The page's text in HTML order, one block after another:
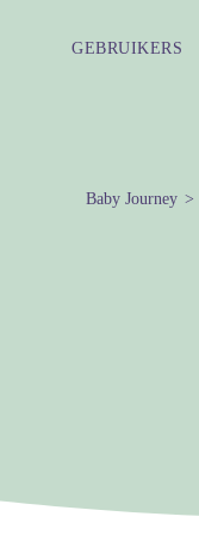
GEBRUIKERS
Baby Journey